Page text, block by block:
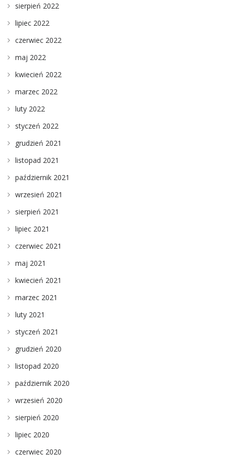
sierpień 2022
lipiec 2022
czerwiec 2022
maj 2022
kwiecień 2022
marzec 2022
luty 2022
styczeń 2022
grudzień 2021
listopad 2021
październik 2021
wrzesień 2021
sierpień 2021
lipiec 2021
czerwiec 2021
maj 2021
kwiecień 2021
marzec 2021
luty 2021
styczeń 2021
grudzień 2020
listopad 2020
październik 2020
wrzesień 2020
sierpień 2020
lipiec 2020
czerwiec 2020